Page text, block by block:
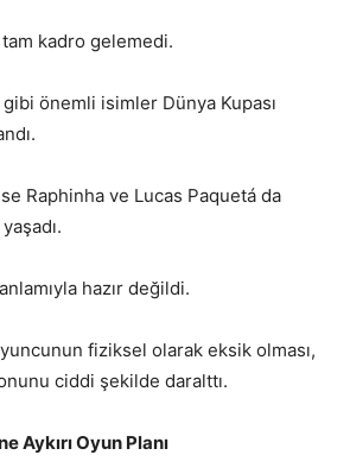
kadro gelemedi.
önemli isimler Dünya Kupası
Raphinha ve Lucas Paquetá da
hazır değildi.
fiziksel olarak eksik olması,
ciddi şekilde daralttı.
Aykırı Oyun Planı